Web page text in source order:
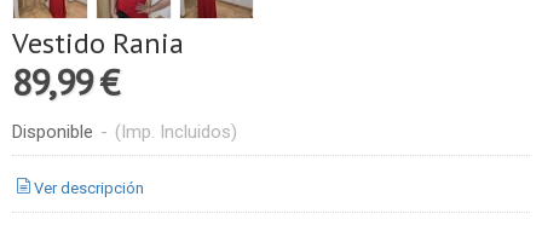
Vestido Rania
89,99 €
Disponible - (Imp. Incluidos)
Ver descripción